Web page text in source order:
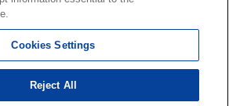
会社様のお問合せはこちら
サイトに掲載している情報の無断転載を禁止します。著作権
報提供者に帰属します。
Cookies Settings
Reject All